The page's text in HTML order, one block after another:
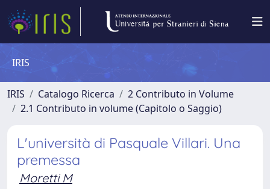
IRIS
IRIS Catalogo Ricerca
2 Contributo in Volume
2.1 Contributo in volume (Capitolo o Saggio)
L'università di Pasquale Villari. Una
premessa
Moretti M